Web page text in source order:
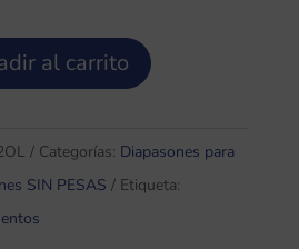
al carrito
Categorías: Diapasones para
SIN PESAS
Etiqueta: